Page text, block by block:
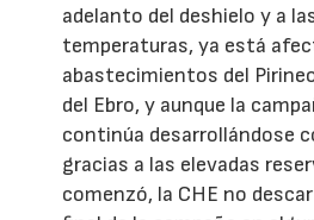
adelanto del deshielo y a
temperaturas, ya está
abastecimientos del
del Ebro, y aunque la
continúa desarrollándose
gracias a las elevadas
comenzó, la CHE no